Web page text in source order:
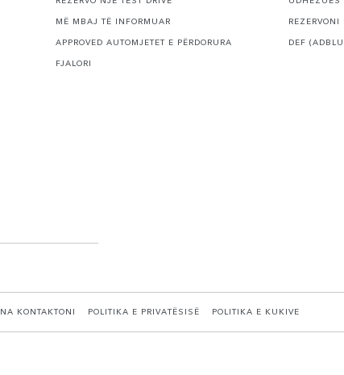
MË MBAJ TË INFORMUAR
APPROVED AUTOMJETET E PËRDORURA
FJALORI
DEF
NA KONTAKTONI POLITIKA E PRIVATËSISË POLITIKA E KUKIVE